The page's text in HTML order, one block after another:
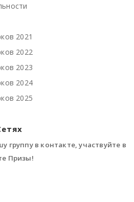
2021
2022
2023
2024
2025
группу в контакте, участвуйте в
Призы!